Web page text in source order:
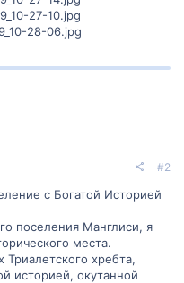
#2
с Богатой Историей
поселения Манглиси, я
места.
хребта,
историей, окутанной